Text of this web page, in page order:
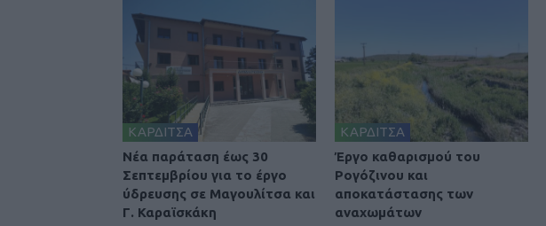
ΚΑΡΔΙΤΣΑ
Νέα παράταση έως 30
Σεπτεμβρίου για το έργο
ύδρευσης σε Μαγουλίτσα και
Γ. Καραϊσκάκη
ΚΑΡΔΙΤΣΑ
Έργο καθαρισμού του
Ρογόζινου και
αποκατάστασης των
αναχωμάτων